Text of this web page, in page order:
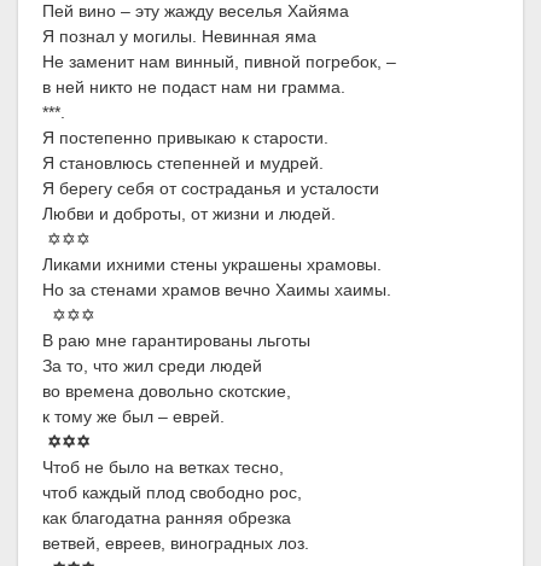
Пей вино – эту жажду веселья Хайяма
Я познал у могилы. Невинная яма
Не заменит нам винный, пивной погребок, –
в ней никто не подаст нам ни грамма.
***.
Я постепенно привыкаю к старости.
Я становлюсь степенней и мудрей.
Я берегу себя от состраданья и усталости
Любви и доброты, от жизни и людей.
✡✡✡
Ликами ихними стены украшены храмовы.
Но за стенами храмов вечно Хаимы хаимы.
✡✡✡
В раю мне гарантированы льготы
За то, что жил среди людей
во времена довольно скотские,
к тому же был – еврей.
✡✡✡
Чтоб не было на ветках тесно,
чтоб каждый плод свободно рос,
как благодатна ранняя обрезка
ветвей, евреев, виноградных лоз.